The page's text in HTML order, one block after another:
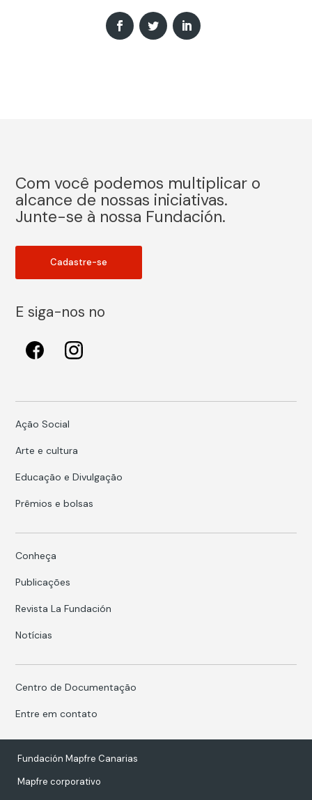
Com você podemos multiplicar o
alcance de nossas iniciativas.
Junte-se à nossa Fundación.
Cadastre-se
E siga-nos no
Ação Social
Arte e cultura
Educação e Divulgação
Prêmios e bolsas
Conheça
Publicações
Revista La Fundación
Notícias
Centro de Documentação
Entre em contato
Fundación Mapfre Canarias
Mapfre corporativo